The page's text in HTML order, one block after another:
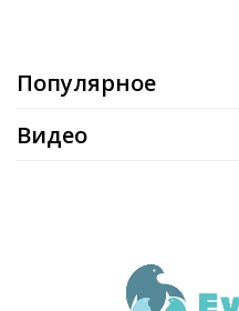
Популярное
Видео